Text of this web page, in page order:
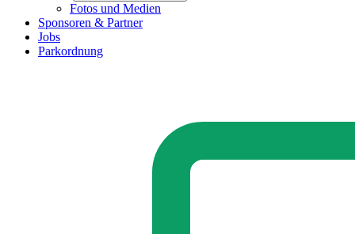
Fotos und Medien
Sponsoren & Partner
Jobs
Parkordnung